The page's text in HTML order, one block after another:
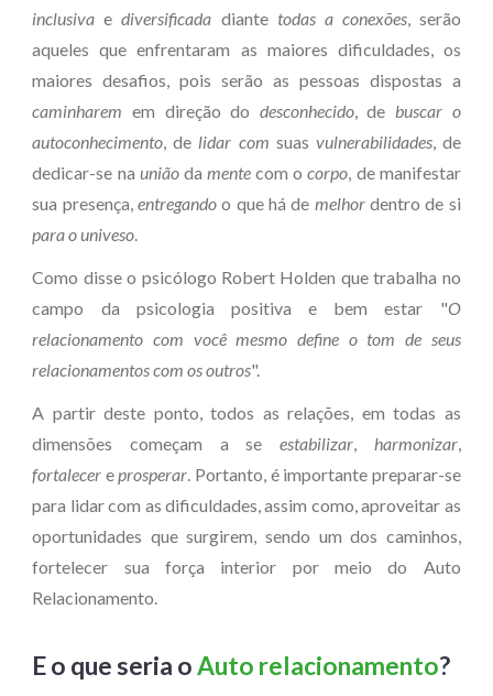
inclusiva ediversificada diante todas a conexões, serão
aqueles que enfrentaram as maiores dificuldades, os
maiores desafios, pois serão as pessoas dispostas a
caminharem em direção do desconhecido, de buscar o
autoconhecimento, de lidar com suas vulnerabilidades, de
dedicar-se na união da mentecom ocorpo, de manifestar
sua presença,entregando o que há de melhor dentro de si
para o univeso.
Como disse o psicólogo Robert Holden que trabalha no
campo da psicologia positiva e bem estar "O
relacionamento com você mesmo define o tom de seus
relacionamentos com os outros".
A partir deste ponto, todos as relações, em todas as
dimensões começam a se estabilizar, harmonizar,
fortalecer e prosperar . Portanto, é importante preparar-se
para lidar com as dificuldades, assim como, aproveitar as
oportunidades que surgirem, sendo um dos caminhos,
fortelecer sua força interior por meio do Auto
Relacionamento
E o que seria oAuto relacionamento?